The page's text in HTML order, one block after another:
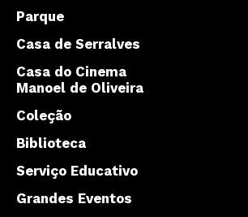
Parque
Casa de Serralves
Casa do Cinema
Manoel de Oliveira
Coleção
Biblioteca
Serviço Educativo
Grandes Eventos